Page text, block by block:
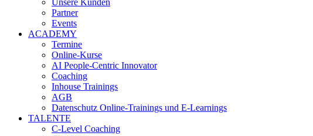
Unsere Kunden
Partner
Events
ACADEMY
Termine
Online-Kurse
AI People-Centric Innovator
Coaching
Inhouse Trainings
AGB
Datenschutz Online-Trainings und E-Learnings
TALENTE
C-Level Coaching